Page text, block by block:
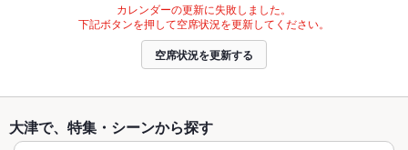
カレンダーの更新に失敗しました。
下記ボタンを押して空席状況を更新してください。
空席状況を更新する
大津で、特集・シーンから探す